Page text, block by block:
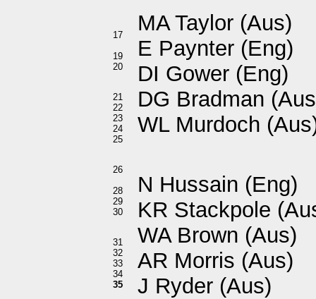
17
19
20
21
22
23
24
25
26
28
29
30
31
32
33
34
35
MA Taylor (Aus)
E Paynter (Eng)
DI Gower (Eng)
DG Bradman
WL Murdoch
N Hussain (Eng)
KR Stackpole
WA Brown (Aus)
AR Morris (Aus)
J Ryder (Aus)